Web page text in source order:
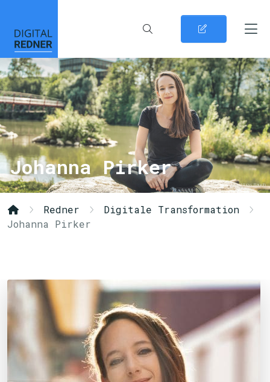
© Matthias Rauch
Johanna Pirker
Redner
Digitale Transformation
Johanna Pirker